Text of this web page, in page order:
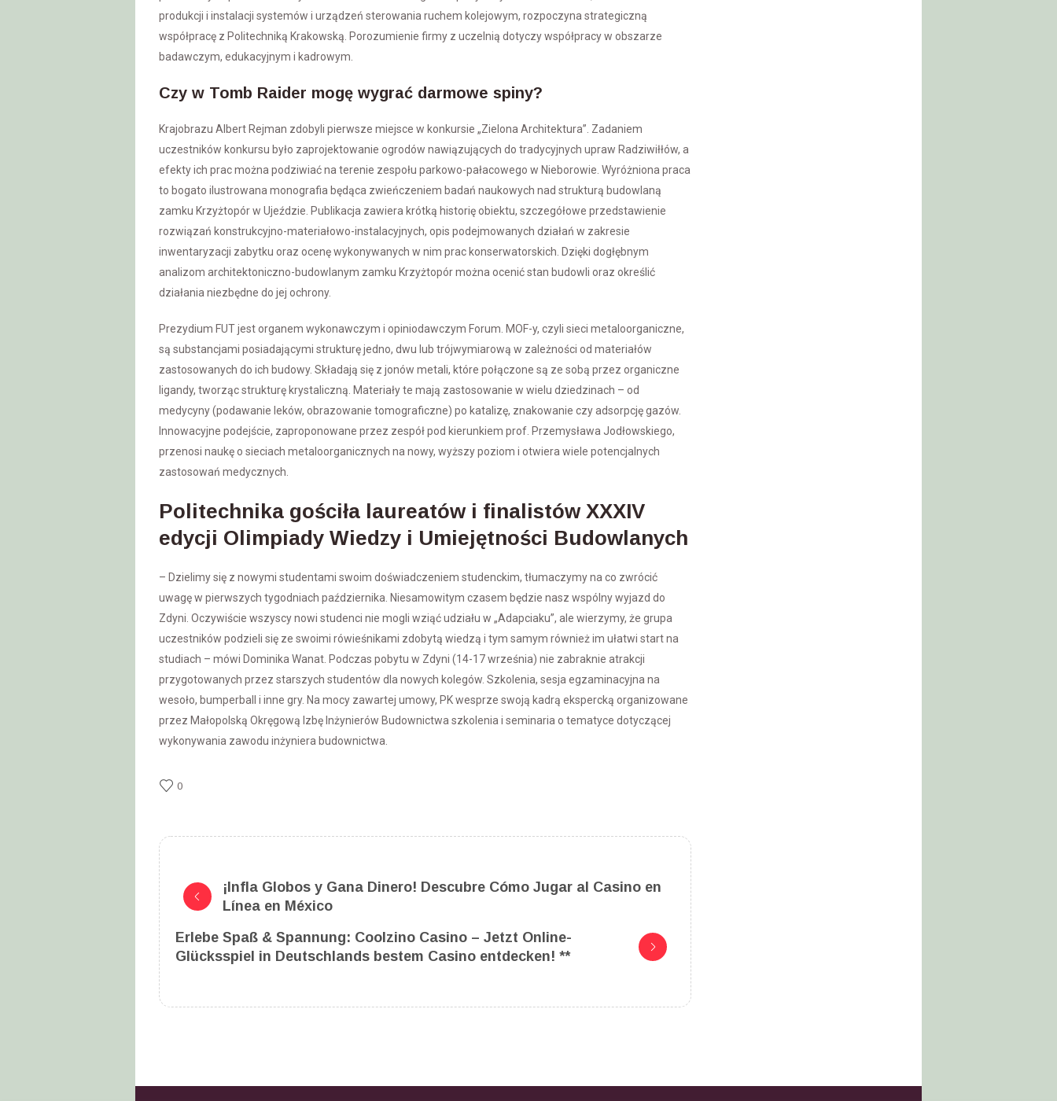
produkcji i instalacji systemów i urządzeń sterowania ruchem kolejowym, rozpoczyna strategiczną
współpracę z Politechniką Krakowską. Porozumienie firmy z uczelnią dotyczy współpracy w obszarze
badawczym, edukacyjnym i kadrowym.
Czy w Tomb Raider mogę wygrać darmowe spiny?
Krajobrazu Albert Rejman zdobyli pierwsze miejsce w konkursie „Zielona Architektura”. Zadaniem
uczestników konkursu było zaprojektowanie ogrodów nawiązujących do tradycyjnych upraw Radziwiłłów, a
efekty ich prac można podziwiać na terenie zespołu parkowo-pałacowego w Nieborowie. Wyróżniona praca
to bogato ilustrowana monografia będąca zwieńczeniem badań naukowych nad strukturą budowlaną
zamku Krzyżtopór w Ujeździe. Publikacja zawiera krótką historię obiektu, szczegółowe przedstawienie
rozwiązań konstrukcyjno-materiałowo-instalacyjnych, opis podejmowanych działań w zakresie
inwentaryzacji zabytku oraz ocenę wykonywanych w nim prac konserwatorskich. Dzięki dogłębnym
analizom architektoniczno-budowlanym zamku Krzyżtopór można ocenić stan budowli oraz określić
działania niezbędne do jej ochrony.
Prezydium FUT jest organem wykonawczym i opiniodawczym Forum. MOF-y, czyli sieci metaloorganiczne,
są substancjami posiadającymi strukturę jedno, dwu lub trójwymiarową w zależności od materiałów
zastosowanych do ich budowy. Składają się z jonów metali, które połączone są ze sobą przez organiczne
ligandy, tworząc strukturę krystaliczną. Materiały te mają zastosowanie w wielu dziedzinach – od
medycyny (podawanie leków, obrazowanie tomograficzne) po katalizę, znakowanie czy adsorpcję gazów.
Innowacyjne podejście, zaproponowane przez zespół pod kierunkiem prof. Przemysława Jodłowskiego,
przenosi naukę o sieciach metaloorganicznych na nowy, wyższy poziom i otwiera wiele potencjalnych
zastosowań medycznych.
Politechnika gościła laureatów i finalistów XXXIV
edycji Olimpiady Wiedzy i Umiejętności Budowlanych
– Dzielimy się z nowymi studentami swoim doświadczeniem studenckim, tłumaczymy na co zwrócić
uwagę w pierwszych tygodniach października. Niesamowitym czasem będzie nasz wspólny wyjazd do
Zdyni. Oczywiście wszyscy nowi studenci nie mogli wziąć udziału w „Adapciaku”, ale wierzymy, że grupa
uczestników podzieli się ze swoimi rówieśnikami zdobytą wiedzą i tym samym również im ułatwi start na
studiach – mówi Dominika Wanat. Podczas pobytu w Zdyni (14-17 września) nie zabraknie atrakcji
przygotowanych przez starszych studentów dla nowych kolegów. Szkolenia, sesja egzaminacyjna na
wesoło, bumperball i inne gry. Na mocy zawartej umowy, PK wesprze swoją kadrą ekspercką organizowane
przez Małopolską Okręgową Izbę Inżynierów Budownictwa szkolenia i seminaria o tematyce dotyczącej
wykonywania zawodu inżyniera budownictwa.
0
¡Infla Globos y Gana Dinero! Descubre Cómo Jugar al Casino en
Línea en México
Erlebe Spaß & Spannung: Coolzino Casino – Jetzt Online-
Glücksspiel in Deutschlands bestem Casino entdecken! **